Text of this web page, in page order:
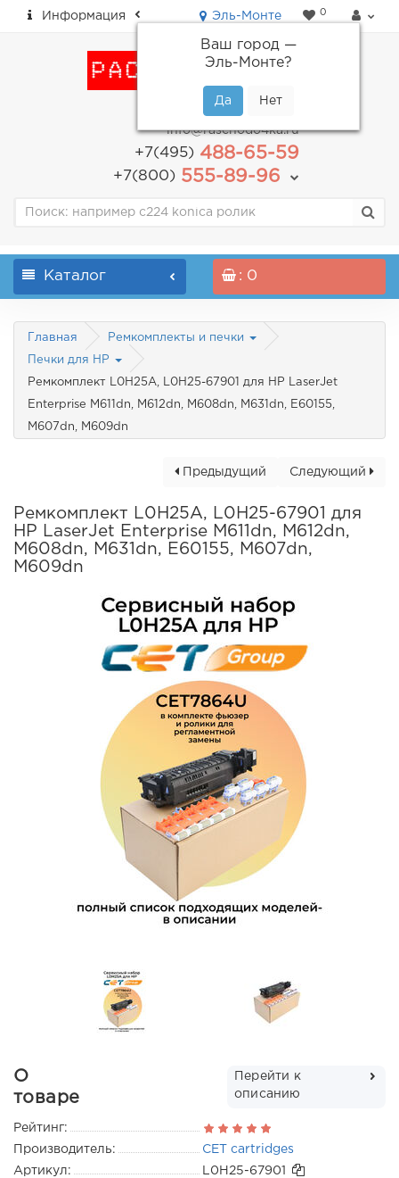
Информация Эль-Монте
Ваш город —
Эль-Монте?
0
пн-пт: с 9.00 до 18.00
info@raschodo4ka.ru
+7(495)488-65-59
+7(800)555-89-96
Каталог : 0
Главная Ремкомплекты и печки
Печки для HP
Ремкомплект L0H25A, L0H25-67901 для HP LaserJet
Enterprise M611dn, M612dn, M608dn, M631dn, E60155,
M607dn, M609dn
Следующий
Предыдущий
Ремкомплект L0H25A, L0H25-67901 для
HP LaserJet Enterprise M611dn, M612dn,
M608dn, M631dn, E60155, M607dn,
M609dn
О
товаре
Перейти к
описанию
Рейтинг:
Производитель:
CET cartridges
Артикул:
L0H25-67901